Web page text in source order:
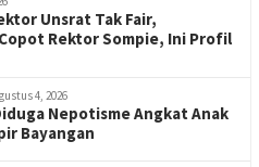
Unsrat Tak Fair,
Rektor Sompie, Ini Profil
4, 2026
Nepotisme Angkat Anak
Bayangan